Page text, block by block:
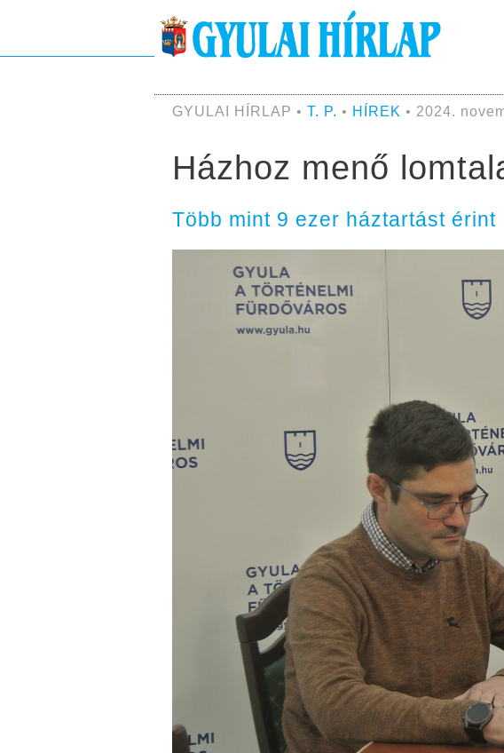
GYULAI HÍRLAP • T. P. • HÍREK • 2024.
Házhoz menő
Több mint 9 ezer háztartást érint